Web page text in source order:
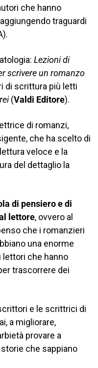
che hanno
traguardi
Lezioni di
scrivere un romanzo
di scrittura più letti
(Valdi Editore).
di romanzi,
che ha scelto di
veloce e la
del dettaglio la
di pensiero e di
lettore, ovvero al
che i romanzieri
una enorme
che hanno
trascorrere dei
e le scrittrici di
a migliorare,
provare a
che sappiano